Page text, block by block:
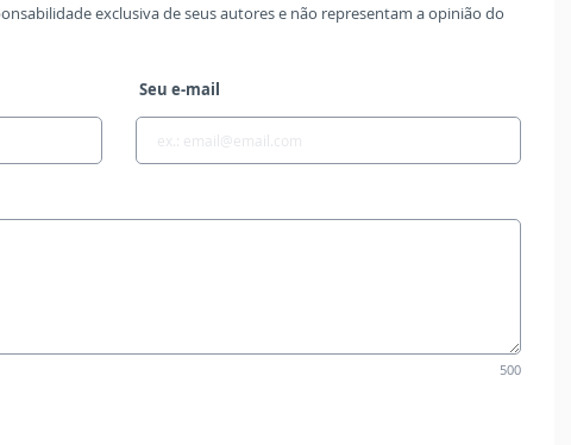
exclusiva de seus autores e não representam a opinião do
Seu e-mail
500